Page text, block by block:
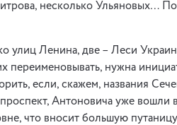
несколько Ульяновых…
улиц Ленина, две – Леси
переименовывать, нужна
если, скажем, названия
проспект, Антоновича уже вошли
что вносит большую